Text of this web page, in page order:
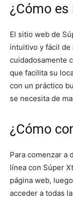
¿Cómo
El sitio web de
intuitivo y fácil de
cuidadosamente
que facilita su
con un práctico
se necesita de
¿Cómo
Para comenzar a
línea con Súper
página web,
acceder a todas